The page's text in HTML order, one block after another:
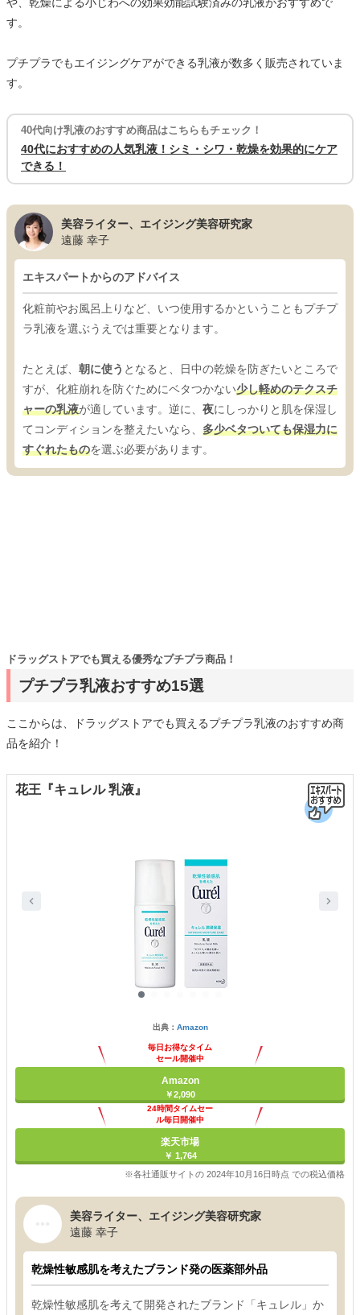
す。
プチプラでもエイジングケアができる乳液が数多く販売されていま
す。
40代向け乳液のおすすめ商品はこちらもチェック！
40代におすすめの人気乳液！シミ・シワ・乾燥を効果的にケア
できる！
美容ライター、エイジング美容研究家
遠藤 幸子
エキスパートからのアドバイス
化粧前やお風呂上りなど、いつ使用するかということもプチプ
ラ乳液を選ぶうえでは重要となります。
たとえば、 朝に使う となると、日中の乾燥を防ぎたいところで
すが、化粧崩れを防ぐためにベタつかない少し軽めのテクスチ
ャーの乳液が適しています。逆に、 夜にしっかりと肌を保湿し
てコンディションを整えたいなら、 多少ベタついても保湿力に
すぐれたものを選ぶ必要があります。
プチプラ乳液おすすめ15選
ドラッグストアでも買える優秀なプチプラ商品！
ここからは、ドラッグストアでも買えるプチプラ乳液のおすすめ商
品を紹介！
花王『キュレル 乳液』
出典： Amazon
毎日お得なタイム
セール開催中
Amazon
￥2,090
24時間タイムセー
ル毎日開催中
楽天市場
￥ 1,764
※各社通販サイトの 2024年10月16日時点 での税込価格
美容ライター、エイジング美容研究家
遠藤 幸子
乾燥性敏感肌を考えたブランド発の医薬部外品
乾燥性敏感肌を考えて開発されたブランド「キュレル」か